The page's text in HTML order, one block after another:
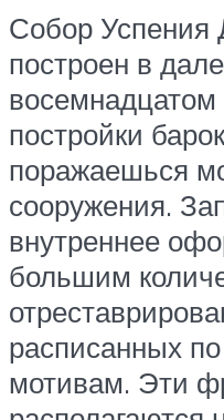
Собор
построен в
восемнадцатом
постройки
поражаешься
сооружения.
внутреннее
большим
расписанных
мотивам. Эти